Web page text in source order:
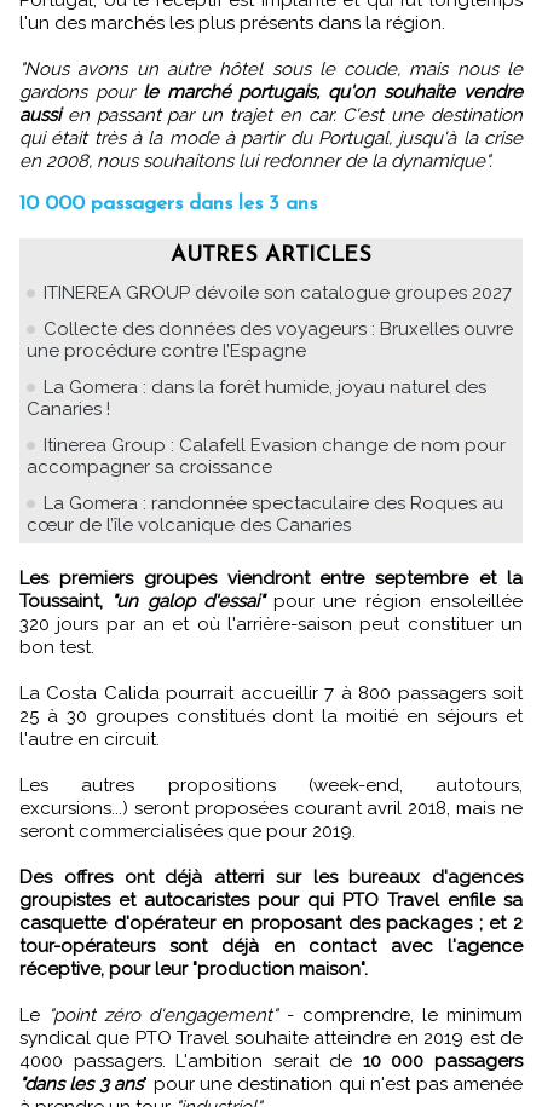
l'un des marchés les plus présents dans la région.
"Nous avons un autre hôtel sous le coude, mais nous le
gardons pour le marché portugais, qu'on souhaite vendre
aussien passant par un trajet en car. C'est une destination
qui était très à la mode à partir du Portugal, jusqu'à la crise
en 2008, nous souhaitons lui redonner de la dynamique".
10 000 passagers dans les 3 ans
AUTRES ARTICLES
ITINEREA GROUP dévoile son catalogue groupes 2027
Collecte des données des voyageurs : Bruxelles ouvre
une procédure contre l’Espagne
La Gomera : dans la forêt humide, joyau naturel des
Canaries !
Itinerea Group : Calafell Evasion change de nom pour
accompagner sa croissance
La Gomera : randonnée spectaculaire des Roques au
cœur de l’île volcanique des Canaries
Les premiers groupes viendront entre septembre et la
Toussaint, "un galop d'essai"pour une région ensoleillée
320 jours par an et où l'arrière-saison peut constituer un
bon test.
La Costa Calida pourrait accueillir 7 à 800 passagers soit
25 à 30 groupes constitués dont la moitié en séjours et
l'autre en circuit.
Les autres propositions (week-end, autotours,
excursions...) seront proposées courant avril 2018, mais ne
seront commercialisées que pour 2019.
Des offres ont déjà atterri sur les bureaux d'agences
groupistes et autocaristes pour qui PTO Travel enfile sa
casquette d'opérateur en proposant des packages ; et 2
tour-opérateurs sont déjà en contact avec l'agence
réceptive, pour leur "production maison".
Le "point zéro d'engagement"- comprendre, le minimum
syndical que PTO Travel souhaite atteindre en 2019 est de
4000 passagers. L'ambition serait de 10 000 passagers
"dans les 3 ans" pour une destination qui n'est pas amenée